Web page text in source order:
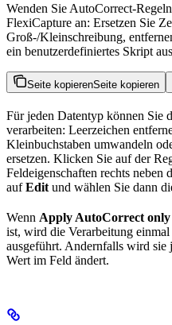
Wenden Sie AutoCorrect-
FlexiCapture an: Ersetzen Sie
Groß-/Kleinschreibung,
ein benutzerdefiniertes Skript
Seite kopierenSeite kopieren
Für jeden Datentyp können Sie
verarbeiten: Leerzeichen
Kleinbuchstaben umwandeln
ersetzen. Klicken Sie auf der
Feldeigenschaften rechts neben
aufEdit und wählen Sie dann
Wenn Apply AutoCorrect only
ist, wird die Verarbeitung
ausgeführt. Andernfalls wird sie
Wert im Feld ändert.